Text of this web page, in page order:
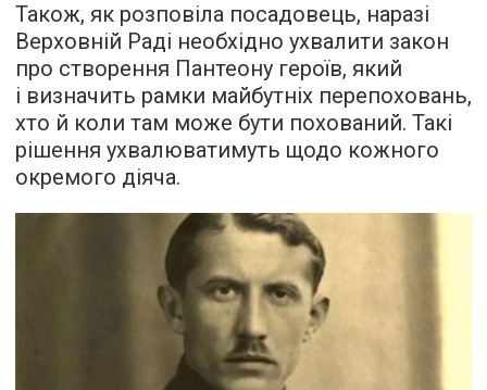
Також, як розповіла посадовець, наразі
Верховній Раді необхідно ухвалити закон
про створення Пантеону героїв, який
і визначить рамки майбутніх перепоховань,
хто й коли там може бути похований. Такі
рішення ухвалюватимуть щодо кожного
окремого діяча.